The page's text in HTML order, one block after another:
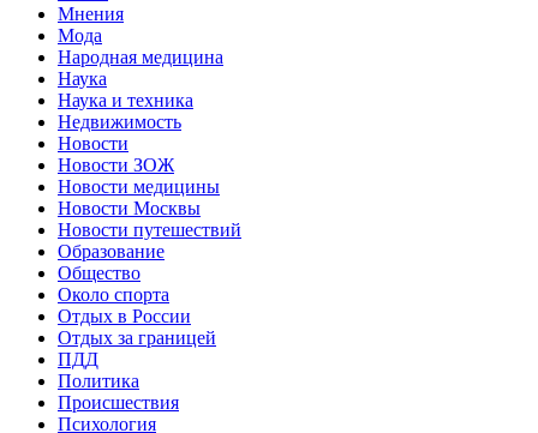
Мнения
Мода
Народная медицина
Наука
Наука и техника
Недвижимость
Новости
Новости ЗОЖ
Новости медицины
Новости Москвы
Новости путешествий
Образование
Общество
Около спорта
Отдых в России
Отдых за границей
ПДД
Политика
Происшествия
Психология